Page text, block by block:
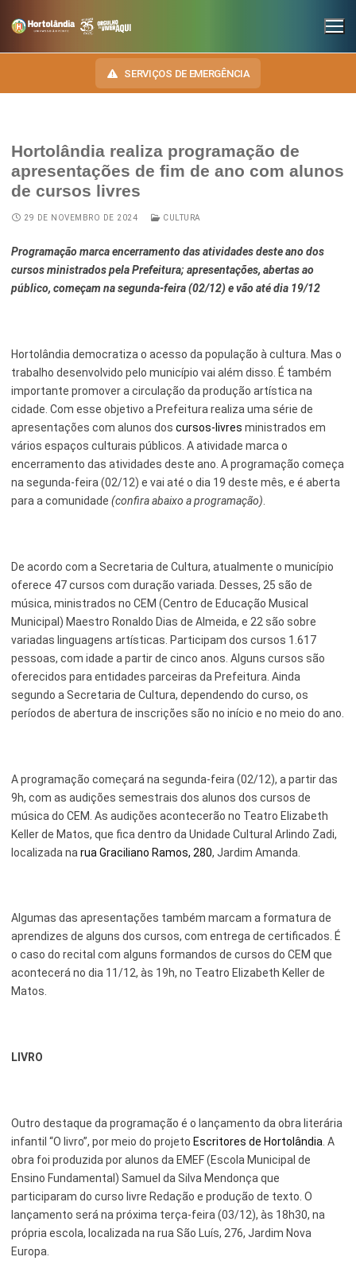
SERVIÇOS DE EMERGÊNCIA
INSTITUCIONAL
SECRETARIAS
Administração e Gestão de Pessoal
Assuntos Jurídicos
Cultura
Educação, Ciência e Tecnologia
Esporte e Lazer
Finanças
Governo
Inclusão e Desenvolvimento Social
Mobilidade Urbana
Obras
Planejamento Urbano e Gestão Estratégica
Saúde
Segurança Pública
Tecnologia e Inovação
NOSSA CIDADE
HINO, BRASÃO E BANDEIRA
Autoridades do Município
Telefones Úteis
Notícias Anteriores a 2024
TRANSPARÊNCIA
OUVIDORIA
Hortolândia realiza programação de
apresentações de fim de ano com alunos
de cursos livres
29 DE NOVEMBRO DE 2024 CULTURA
Programação marca encerramento das atividades deste ano dos
cursos ministrados pela Prefeitura; apresentações, abertas ao
público, começam na segunda-feira (02/12) e vão até dia 19/12
Hortolândia democratiza o acesso da população à cultura. Mas o
trabalho desenvolvido pelo município vai além disso. É também
importante promover a circulação da produção artística na
cidade. Com esse objetivo a Prefeitura realiza uma série de
apresentações com alunos dos cursos-livres ministrados em
vários espaços culturais públicos. A atividade marca o
encerramento das atividades deste ano. A programação começa
na segunda-feira (02/12) e vai até o dia 19 deste mês, e é aberta
para a comunidade (confira abaixo a programação)
De acordo com a Secretaria de Cultura, atualmente o município
oferece 47 cursos com duração variada. Desses, 25 são de
música, ministrados no CEM (Centro de Educação Musical
Municipal) Maestro Ronaldo Dias de Almeida, e 22 são sobre
variadas linguagens artísticas. Participam dos cursos 1.617
pessoas, com idade a partir de cinco anos. Alguns cursos são
oferecidos para entidades parceiras da Prefeitura. Ainda
segundo a Secretaria de Cultura, dependendo do curso, os
períodos de abertura de inscrições são no início e no meio do ano.
A programação começará na segunda-feira (02/12), a partir das
9h, com as audições semestrais dos alunos dos cursos de
música do CEM. As audições acontecerão no Teatro Elizabeth
Keller de Matos, que fica dentro da Unidade Cultural Arlindo Zadi,
localizada na rua Graciliano Ramos, 280, Jardim Amanda.
Algumas das apresentações também marcam a formatura de
aprendizes de alguns dos cursos, com entrega de certificados. É
o caso do recital com alguns formandos de cursos do CEM que
acontecerá no dia 11/12, às 19h, no Teatro Elizabeth Keller de
Matos.
LIVRO
Outro destaque da programação é o lançamento da obra literária
infantil “O livro”, por meio do projeto Escritores de Hortolândia . A
obra foi produzida por alunos da EMEF (Escola Municipal de
Ensino Fundamental) Samuel da Silva Mendonça que
participaram do curso livre Redação e produção de texto. O
lançamento será na próxima terça-feira (03/12), às 18h30, na
própria escola, localizada na rua São Luís, 276, Jardim Nova
Europa.